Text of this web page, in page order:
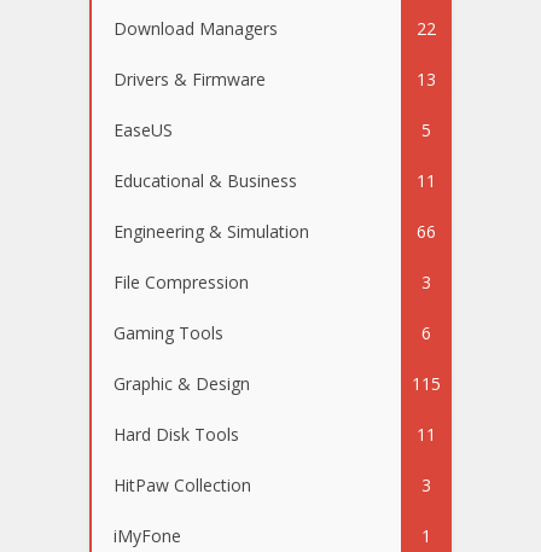
Download Managers 22
Drivers & Firmware 13
EaseUS 5
Educational & Business 11
Engineering & Simulation 66
File Compression 3
Gaming Tools 6
Graphic & Design 115
Hard Disk Tools 11
HitPaw Collection 3
iMyFone 1